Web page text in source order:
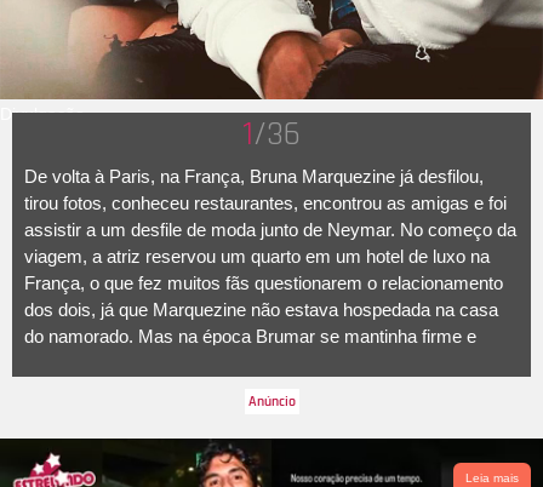
Divulgação 1/36
De volta à Paris, na França, Bruna Marquezine já desfilou,
tirou fotos, conheceu restaurantes, encontrou as amigas e foi
assistir a um desfile de moda junto de Neymar. No começo da
viagem, a atriz reservou um quarto em um hotel de luxo na
França, o que fez muitos fãs questionarem o relacionamento
dos dois, já que Marquezine não estava hospedada na casa
do namorado. Mas na época Brumar se mantinha firme e
capinha da Gucci que custa 350 dólares, que vale mais de mil
reais. A seguir, confira mais momentos do casal BruMar!Leia mais